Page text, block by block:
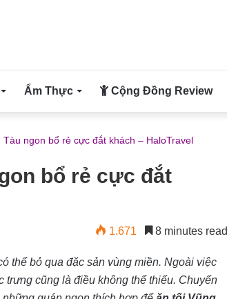
Ẩm Thực Cộng Đồng Review
Tàu ngon bổ rẻ cực đắt khách – HaloTravel
bổ rẻ cực đắt
1.671 8 minutes read
thể bỏ qua đặc sản vùng miền. Ngoài việc
cũng là điều không thể thiếu. Chuyến